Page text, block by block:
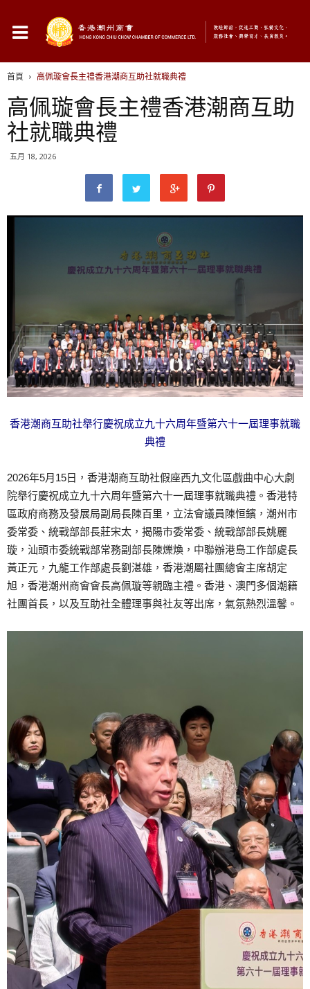
首頁 高佩璇會長主禮香港潮商互助社就職典禮
高佩璇會長主禮香港潮商互助
社就職典禮
五月 18, 2026
香港潮商互助社舉行慶祝成立九十六周年暨第六十一屆理事就職
典禮
2026年5月15日，香港潮商互助社假座西九文化區戲曲中心大劇
院舉行慶祝成立九十六周年暨第六十一屆理事就職典禮。香港特
區政府商務及發展局副局長陳百里，立法會議員陳恒鑌，潮州市
委常委、統戰部部長莊宋太，揭陽市委常委、統戰部部長姚麗
璇，汕頭市委統戰部常務副部長陳爍煥，中聯辦港島工作部處長
黃正元，九龍工作部處長劉湛雄，香港潮屬社團總會主席胡定
旭，香港潮州商會會長高佩璇等親臨主禮。香港、澳門多個潮籍
社團首長，以及互助社全體理事與社友等出席，氣氛熱烈溫馨。